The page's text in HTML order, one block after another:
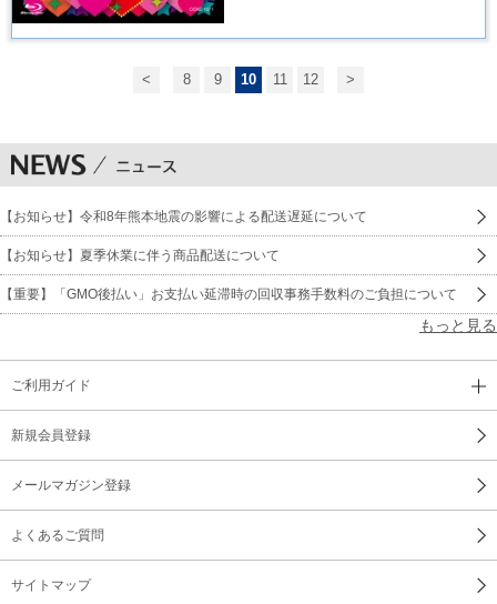
< 8 9 10 11 12 >
【お知らせ】令和8年熊本地震の影響による配送遅延について
【お知らせ】夏季休業に伴う商品配送について
【重要】「GMO後払い」お支払い延滞時の回収事務手数料のご負担について
もっと見る
ご利用ガイド
新規会員登録
メールマガジン登録
よくあるご質問
サイトマップ